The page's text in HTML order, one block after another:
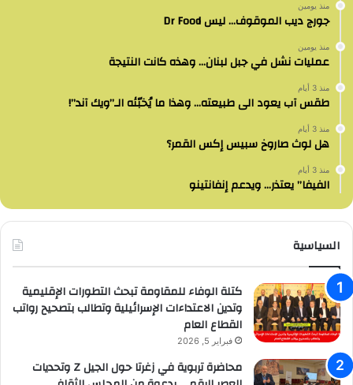
منذ يومين
جورج ديب الموقوف… ليس Dr Food
منذ يومين
عمليات نشل في جبل لبنان… وهذه كانت النتيجة
منذ 3 أيام
طقس آب يعود الى طبيعته… وهذا ما يُخبّئه الـ”ويك آند”!
منذ 3 أيام
هل لوث صاروخ سبيس إكس القمر؟
منذ 3 أيام
الفيفا” يعتذر… ويدعم إنفانتينو
السياسية
كتلة الوفاء للمقاومة تبحث التطورات الإقليمية
وتدين الاعتداءات الإسرائيلية وتطالب بتصحيح رواتب
القطاع العام
فبراير 5, 2026
محاضرة تربوية في زغرتا حول الجيل Z وتحديات